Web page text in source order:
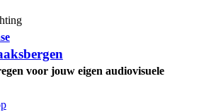
voor jouw eigen audiovisuele